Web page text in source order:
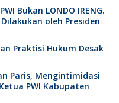
Bukan LONDO IRENG.
oleh Presiden
Praktisi Hukum Desak
Paris, Mengintimidasi
PWI Kabupaten